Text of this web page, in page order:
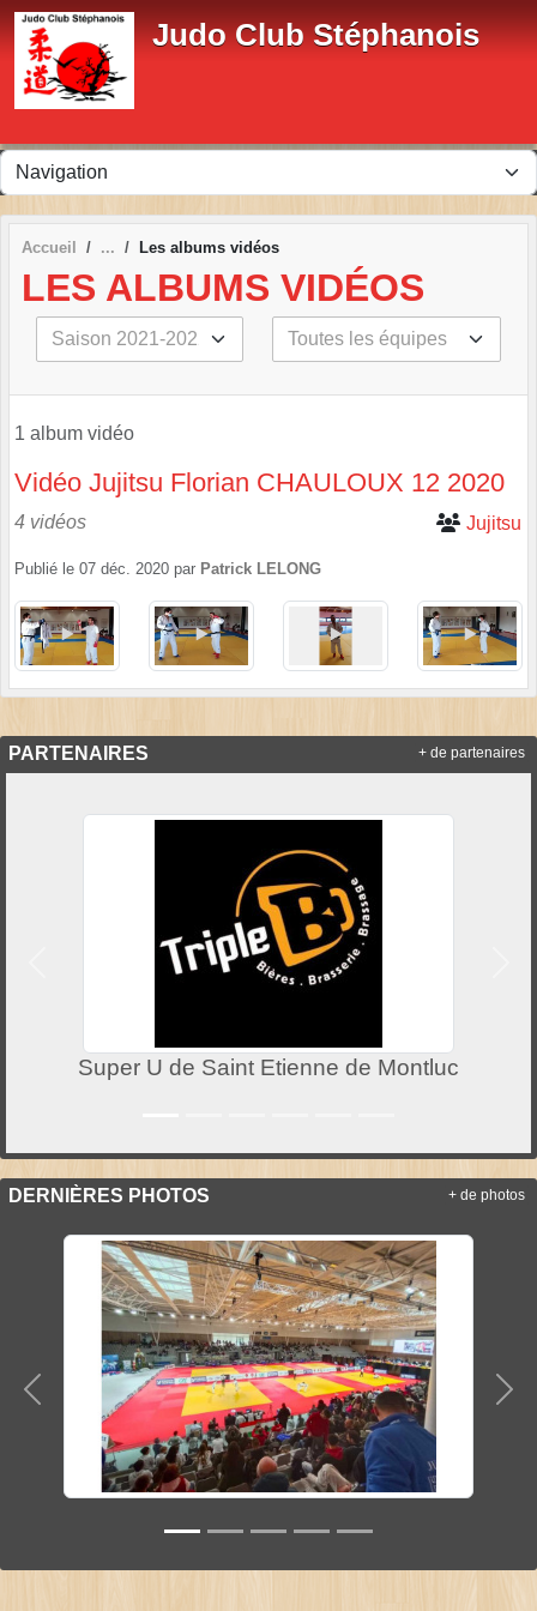
Judo Club Stéphanois
Accueil Les albums vidéos
LES ALBUMS VIDÉOS
1 album vidéo
Vidéo Jujitsu Florian CHAULOUX 12 2020
4 vidéos Jujitsu
Publié le 07 déc. 2020 par Patrick LELONG
PARTENAIRES
Super U de Saint Etienne de Montluc
+ de partenaires
DERNIÈRES PHOTOS
Précedent
+ de photos
Panneau de gestion des cookies